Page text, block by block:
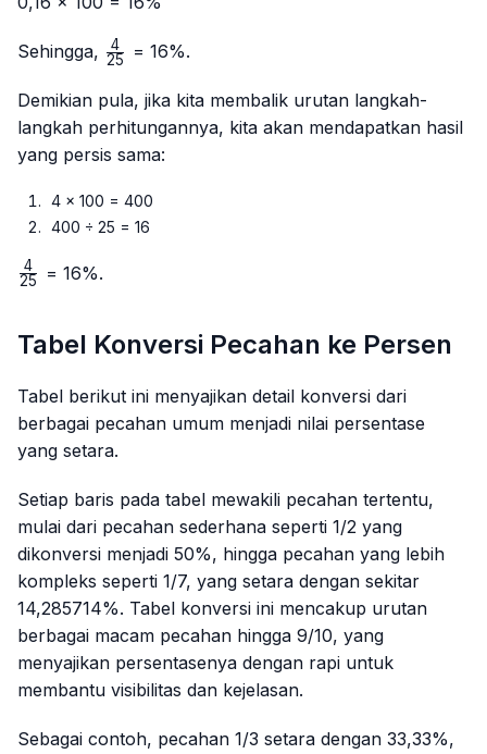
Sehingga, \frac{4}
25
4 = 16%.
Demikian pula, jika kita membalik urutan langkah-
langkah perhitungannya, kita akan mendapatkan hasil
yang persis sama:
4 × 100 = 400
400 ÷ 25 = 16
\frac{4}
25
4 = 16%.
Tabel Konversi Pecahan ke Persen
Tabel berikut ini menyajikan detail konversi dari
berbagai pecahan umum menjadi nilai persentase
yang setara.
Setiap baris pada tabel mewakili pecahan tertentu,
mulai dari pecahan sederhana seperti 1/2 yang
dikonversi menjadi 50%, hingga pecahan yang lebih
kompleks seperti 1/7, yang setara dengan sekitar
14,285714%. Tabel konversi ini mencakup urutan
berbagai macam pecahan hingga 9/10, yang
menyajikan persentasenya dengan rapi untuk
membantu visibilitas dan kejelasan.
Sebagai contoh, pecahan 1/3 setara dengan 33,33%,